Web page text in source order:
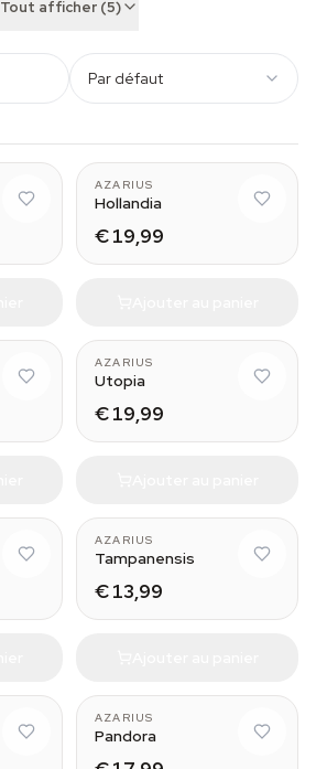
Tout afficher (5)
Par défaut
AZARIUS
Hollandia
€ 19,99
AZARIUS
Utopia
€ 19,99
AZARIUS
Tampanensis
€ 13,99
AZARIUS
Pandora